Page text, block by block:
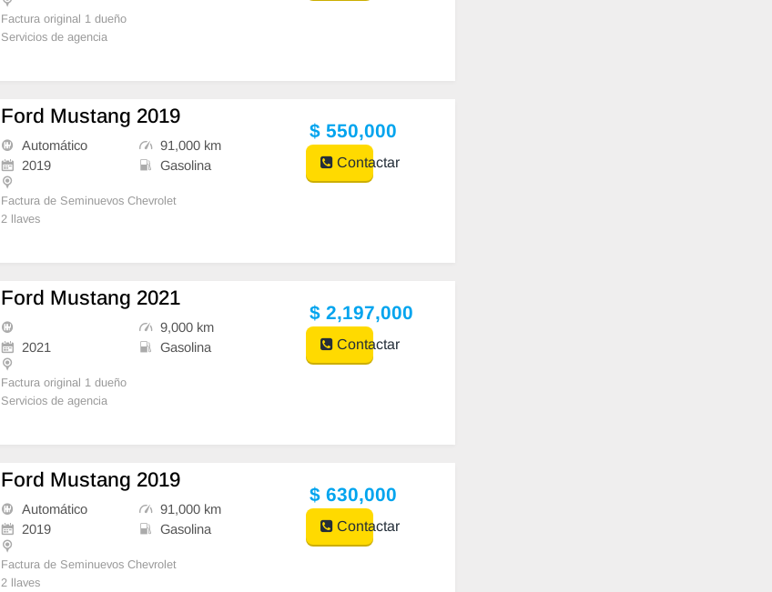
Factura original 1 dueño
Servicios de agencia
¿Qué es SHIPS?
Somos una plataforma privada de venta de vehículo
s, c
Ford Mustang 2019
Automático
91,000 km
2019
Gasolina
Factura de Seminuevos Chevrolet
2 llaves
¿Qué es SHIPS?
Somos una plataforma privada de venta de
$ 550,000
Contactar
Ford Mustang 2021
9,000 km
2021
Gasolina
Factura original 1 dueño
Servicios de agencia
¿Qué es SHIPS?
Somos una plataforma privada de venta de vehículo
s, c
$ 2,197,000
Contactar
Ford Mustang 2019
Automático
91,000 km
2019
Gasolina
Factura de Seminuevos Chevrolet
2 llaves
$ 630,000
Contactar